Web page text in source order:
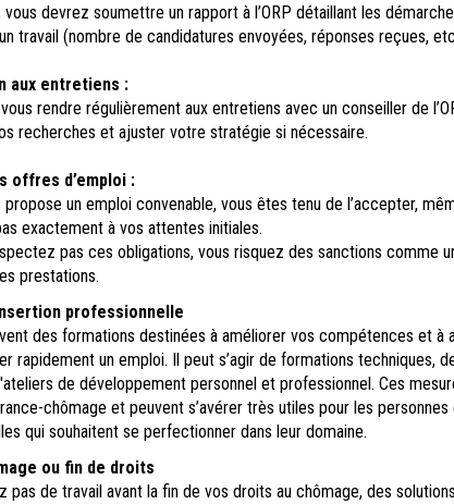
vous devrez soumettre un rapport à l’ORP détaillant les
travail (nombre de candidatures envoyées, réponses reçues,
aux entretiens :
rendre régulièrement aux entretiens avec un conseiller de
recherches et ajuster votre stratégie si nécessaire.
offres d’emploi :
propose un emploi convenable, vous êtes tenu de l’accepter,
exactement à vos attentes initiales.
pas ces obligations, vous risquez des sanctions comme
prestations.
professionnelle
des formations destinées à améliorer vos compétences et à
rapidement un emploi. Il peut s’agir de formations techniques,
de développement personnel et professionnel. Ces
chômage et peuvent s’avérer très utiles pour les personnes
qui souhaitent se perfectionner dans leur domaine.
ou fin de droits
pas de travail avant la fin de vos droits au chômage, des